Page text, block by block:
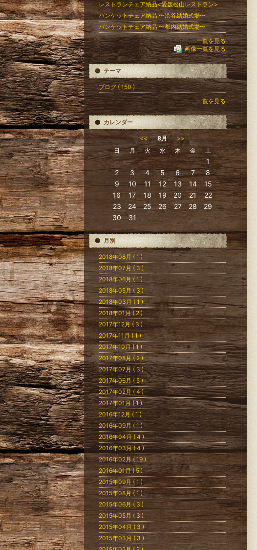
レストランチェア納品<愛媛松山レストラン>
バンケットチェア納品 〜渋谷結婚式場〜
バンケットチェア納品 〜都内結婚式場〜
一覧を見る
画像一覧を見る
テーマ
ブログ ( 150 )
一覧を見る
カレンダー
<< 8月
>>
日
月 火 水 木 金 土
1
2
3 4 5 6 7
8
9
10 11 12 13 14
15
16
17 18 19 20 21
22
23
24 25 26 27 28
29
30
31
月別
2018年08月 ( 1 )
2018年07月 ( 3 )
2018年06月 ( 1 )
2018年05月 ( 3 )
2018年03月 ( 1 )
2018年01月 ( 2 )
2017年12月 ( 3 )
2017年11月 ( 1 )
2017年10月 ( 1 )
2017年08月 ( 2 )
2017年07月 ( 3 )
2017年06月 ( 5 )
2017年02月 ( 4 )
2017年01月 ( 1 )
2016年12月 ( 1 )
2016年09月 ( 1 )
2016年04月 ( 4 )
2016年03月 ( 4 )
2016年02月 ( 19 )
2016年01月 ( 5 )
2015年09月 ( 1 )
2015年08月 ( 1 )
2015年06月 ( 3 )
2015年05月 ( 3 )
2015年04月 ( 3 )
2015年03月 ( 3 )